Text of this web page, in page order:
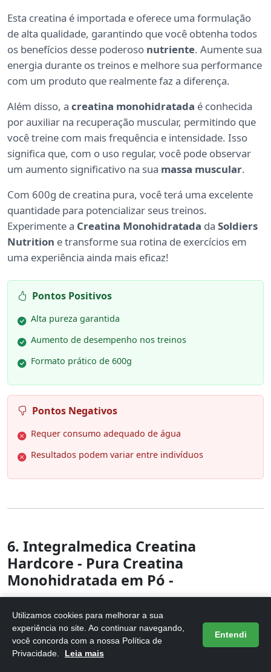
Esta creatina é importada e oferece uma formulação
de alta qualidade, garantindo que você obtenha todos
os benefícios desse poderoso nutriente. Aumente sua
energia durante os treinos e melhore sua performance
com um produto que realmente faz a diferença.
Além disso, a creatina monohidratada é conhecida
por auxiliar na recuperação muscular, permitindo que
você treine com mais frequência e intensidade. Isso
significa que, com o uso regular, você pode observar
um aumento significativo na sua massa muscular.
Com 600g de creatina pura, você terá uma excelente
quantidade para potencializar seus treinos.
Experimente a Creatina Monohidratada da Soldiers
Nutrition e transforme sua rotina de exercícios em
uma experiência ainda mais eficaz!
Pontos Positivos
Alta pureza garantida
Aumento de desempenho nos treinos
Formato prático de 600g
Pontos Negativos
Requer consumo adequado de água
Resultados podem variar entre indivíduos
6. Integralmedica Creatina
Hardcore - Pura Creatina
Monohidratada em Pó -
Utilizamos cookies para melhorar a sua
experiência no site. Ao continuar navegando,
você concorda com a nossa Política de
Privacidade.
Leia mais
Entendi